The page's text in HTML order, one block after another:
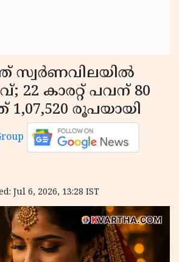
സ്വർണവിലയിൽ
22 കാരറ്റ് പവന് 80
രൂപയായി
Jul 6, 2026, 13:28 IST